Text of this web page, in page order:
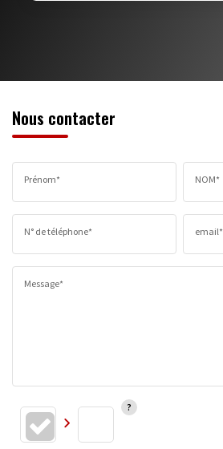
Nous contacter
Prénom* NOM*
N° de téléphone* email*
Message*